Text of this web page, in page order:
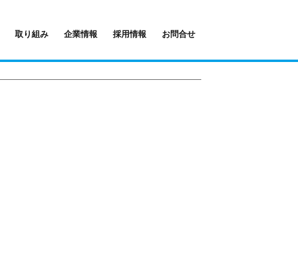
取り組み 企業情報 採用情報 お問合せ